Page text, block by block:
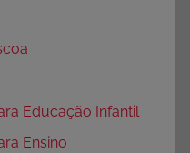
Educação Infantil
Ensino